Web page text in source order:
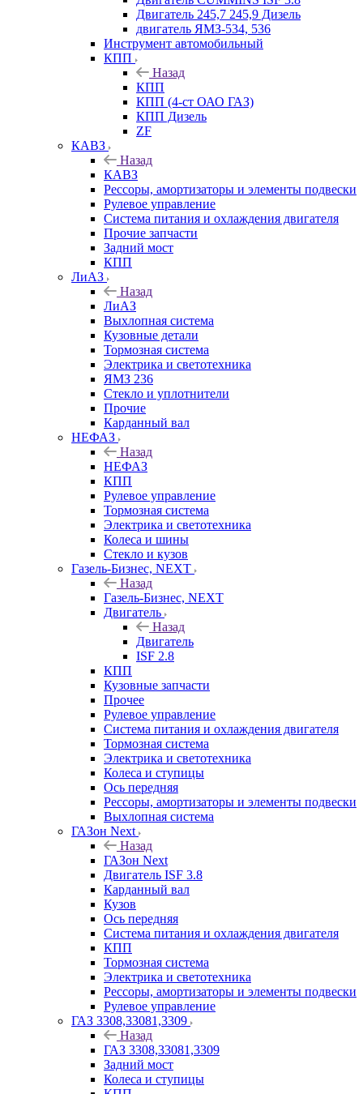
Двигатель 245,7 245,9 Дизель
двигатель ЯМЗ-534, 536
Инструмент автомобильный
КПП
Назад
КПП
КПП (4-ст ОАО ГАЗ)
КПП Дизель
ZF
КАВЗ
Назад
КАВЗ
Рессоры, амортизаторы и элементы подвески
Рулевое управление
Система питания и охлаждения двигателя
Прочие запчасти
Задний мост
КПП
ЛиАЗ
Назад
ЛиАЗ
Выхлопная система
Кузовные детали
Тормозная система
Электрика и светотехника
ЯМЗ 236
Стекло и уплотнители
Прочие
Карданный вал
НЕФАЗ
Назад
НЕФАЗ
КПП
Рулевое управление
Тормозная система
Электрика и светотехника
Колеса и шины
Стекло и кузов
Газель-Бизнес, NEXT
Назад
Газель-Бизнес, NEXT
Двигатель
Назад
Двигатель
ISF 2.8
КПП
Кузовные запчасти
Прочее
Рулевое управление
Система питания и охлаждения двигателя
Тормозная система
Электрика и светотехника
Колеса и ступицы
Ось передняя
Рессоры, амортизаторы и элементы подвески
Выхлопная система
ГАЗон Next
Назад
ГАЗон Next
Двигатель ISF 3.8
Карданный вал
Кузов
Ось передняя
Система питания и охлаждения двигателя
КПП
Тормозная система
Электрика и светотехника
Рессоры, амортизаторы и элементы подвески
Рулевое управление
ГАЗ 3308,33081,3309
Назад
ГАЗ 3308,33081,3309
Задний мост
Колеса и ступицы